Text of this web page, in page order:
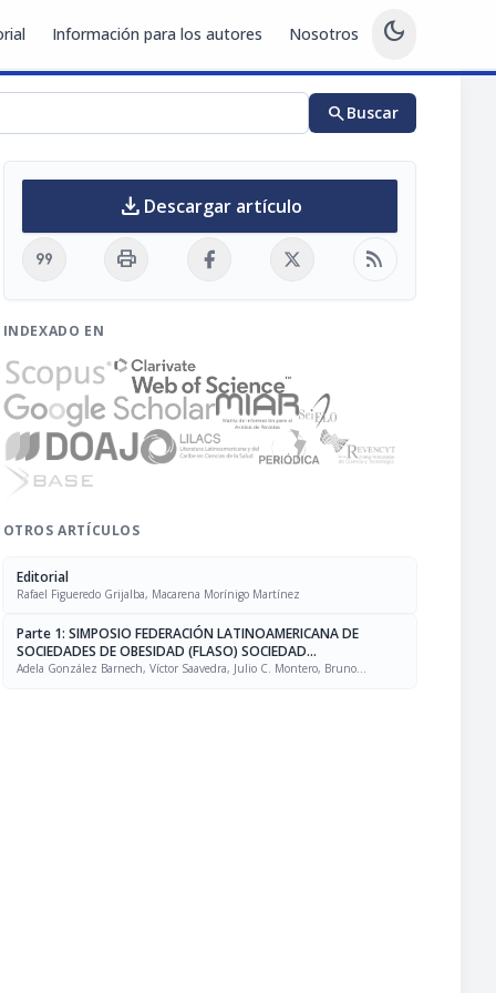
Información para los autores Nosotros dark_mode
searchBuscar
download Descargar artículo
format_quote print rss_feed
INDEXADO EN
OTROS ARTÍCULOS
Editorial
Rafael Figueredo Grijalba, Macarena Morínigo Martínez
Parte 1: SIMPOSIO FEDERACIÓN LATINOAMERICANA DE
SOCIEDADES DE OBESIDAD (FLASO) SOCIEDAD
LATINOAMERICANA DE NUTRICIÓN (SLAN)
Adela González Barnech, Víctor Saavedra, Julio C. Montero, Bruno